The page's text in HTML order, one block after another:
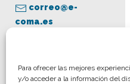
Para ofrecer las mejores
y/o acceder a la información del
correo@e-
coma.es
Aviso legal